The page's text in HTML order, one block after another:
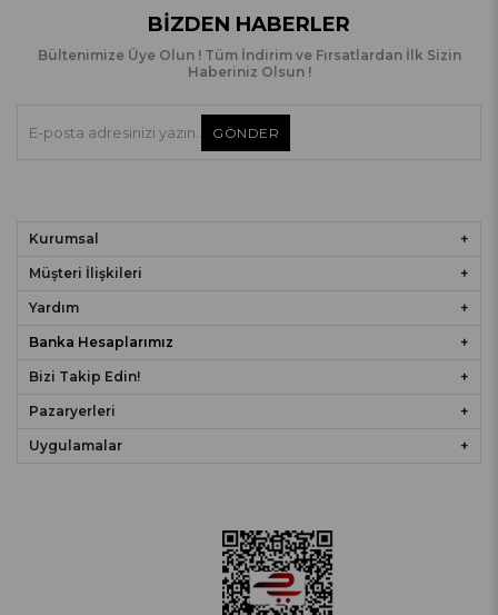
BIZDEN HABERLER
Bültenimize Üye Olun ! Tüm İndirim ve Fırsatlardan İlk Sizin
Haberiniz Olsun !
GÖNDER
Kurumsal
Müşteri İlişkileri
Yardım
Banka Hesaplarımız
Bizi Takip Edin!
Pazaryerleri
Uygulamalar